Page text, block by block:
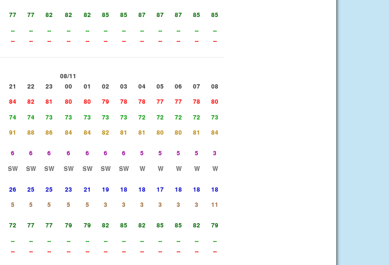
77 77 82 82 82 85 85 87 87 87 85
85
-- -- -- -- -- -- -- -- -- -- --
--
-- -- -- -- -- -- -- -- -- -- -- --
08/11
21 22 23 00 01 02 03 04 05 06 07
08
84 82 81 80 80 79 78 78 77 77 78
80
74 74 73 73 73 73 73 72 72 72 72
73
91 88 86 84 84 82 81 81 80 80 81
84
6 6 6 6 6 6 6 5 5 5 5
3
SW SW SW SW SW SW SW W W W W
W
26 25 25 23 21 19 18 18 17 18 18
18
5 5 5 5 5 3 3 3 3 3 3
11
72 77 77 79 79 82 85 82 85 85 82
79
-- -- -- -- -- -- -- -- -- -- --
--
-- -- -- -- -- -- -- -- -- -- -- --